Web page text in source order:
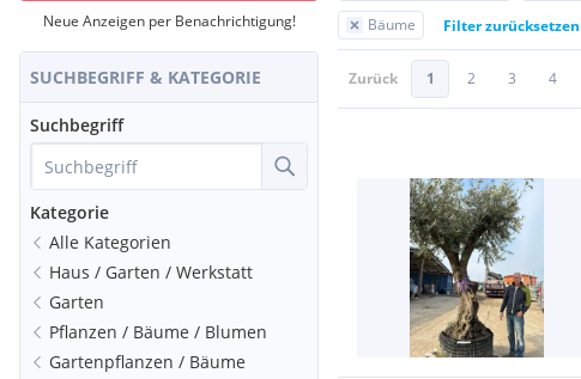
Neue Anzeigen per Benachrichtigung!
SUCHBEGRIFF & KATEGORIE
Suchbegriff
Kategorie
Alle Kategorien
Haus / Garten / Werkstatt
Garten
Pflanzen / Bäume / Blumen
Gartenpflanzen / Bäume
Bäume Filter zurücksetzen
Zurück 1 2 3 4